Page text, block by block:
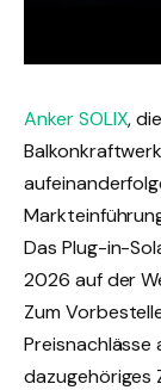
Anker SOLIX,
Das Plug-in-
2026 auf der
Zum
Preisnachlässe
dazugehöriges